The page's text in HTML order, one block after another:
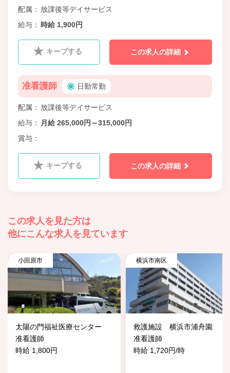
配属
放課後等デイサービス
給与
時給 1,900円
キープする この求人の詳細
准看護師 日勤常勤
配属
放課後等デイサービス
給与
月給 265,000円～315,000円
賞与
キープする この求人の詳細
この求人を見た方は
他にこんな求人を見ています
小田原市
太陽の門福祉医療センター
准看護師
時給 1,800円
横浜市南区
救護施設 横浜市浦舟園
准看護師
時給 1,720円/時